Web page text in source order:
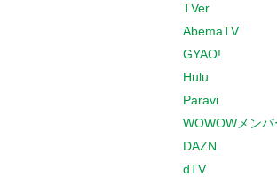
TVer
AbemaTV
GYAO!
Hulu
Paravi
WOWOWメン
DAZN
dTV